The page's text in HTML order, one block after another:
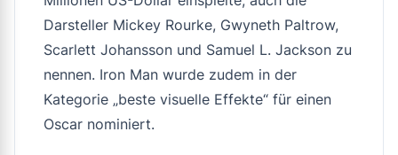
Darsteller Mickey Rourke, Gwyneth Paltrow,
Scarlett Johansson und Samuel L. Jackson zu
nennen. Iron Man wurde zudem in der
Kategorie „beste visuelle Effekte“ für einen
Oscar nominiert.